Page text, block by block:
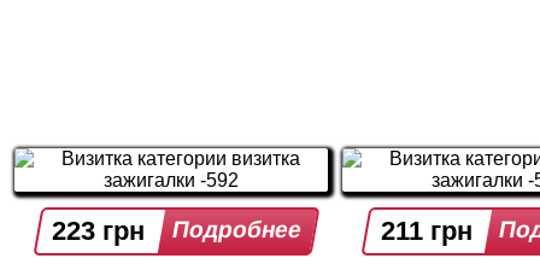
223 грн 211 грн